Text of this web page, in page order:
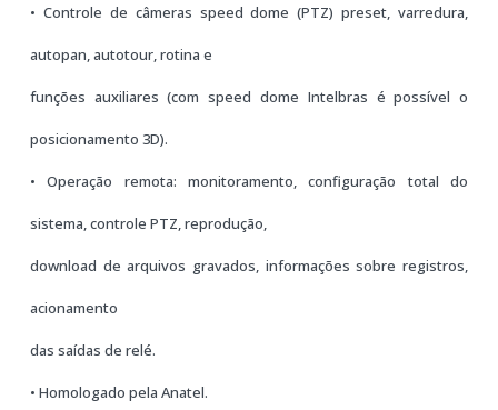
• Controle de câmeras speed dome (PTZ) preset, varredura,
autopan, autotour, rotina e
funções auxiliares (com speed dome Intelbras é possível o
posicionamento 3D).
• Operação remota: monitoramento, configuração total do
sistema, controle PTZ, reprodução,
download de arquivos gravados, informações sobre registros,
acionamento
das saídas de relé.
• Homologado pela Anatel.